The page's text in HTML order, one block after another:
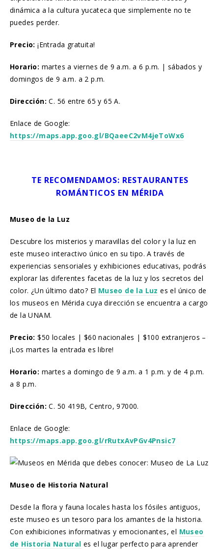
dinámica a la cultura yucateca que simplemente no te
puedes perder.
Precio: ¡Entrada gratuita!
Horario: martes a viernes de 9 a.m. a 6 p.m. | sábados y
domingos de 9 a.m. a 2 p.m.
Dirección: C. 56 entre 65 y 65 A.
Enlace de Google:
https://maps.app.goo.gl/BQaeeC2vM4jeToWx6
TE RECOMENDAMOS: RESTAURANTES
ROMÁNTICOS EN MÉRIDA
Museo de la Luz
Descubre los misterios y maravillas del color y la luz en
este museo interactivo único en su tipo. A través de
experiencias sensoriales y exhibiciones educativas, podrás
explorar las diferentes facetas de la luz y los secretos del
color. ¿Un último dato? El Museo de la Luz es el único de
los museos en Mérida cuya dirección se encuentra a cargo
de la UNAM.
Precio: $50 locales | $60 nacionales | $100 extranjeros –
¡Los martes la entrada es libre!
Horario: martes a domingo de 9 a.m. a 1 p.m. y de 4 p.m.
a 8 p.m.
Dirección: C. 50 419B, Centro, 97000.
Enlace de Google:
https://maps.app.goo.gl/rRutxAvPGv4Pnsic7
Museo de Historia Natural
Desde la flora y fauna locales hasta los fósiles antiguos,
este museo es un tesoro para los amantes de la historia.
Con exhibiciones informativas y emocionantes, el Museo
de Historia Natural es el lugar perfecto para aprender